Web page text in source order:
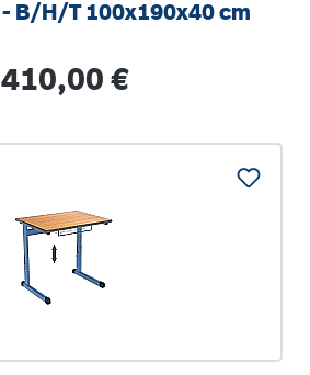
Regal, 5 OH - B/H/T 100x190x40 cm
Regulärer Preis:
410,00 €